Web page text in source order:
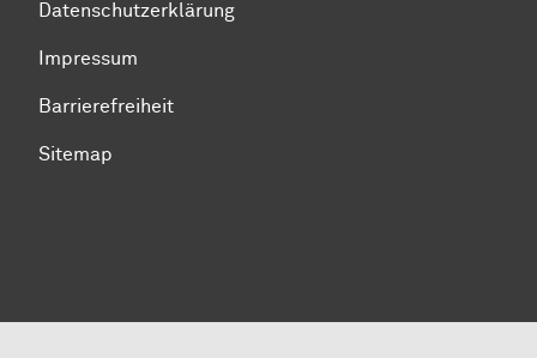
Datenschutzerklärung
Impressum
Barrierefreiheit
Sitemap